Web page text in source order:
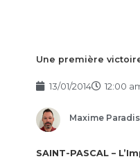
Une première
13/01/2014 12:00
Maxime Paradis
SAINT-PASCAL –